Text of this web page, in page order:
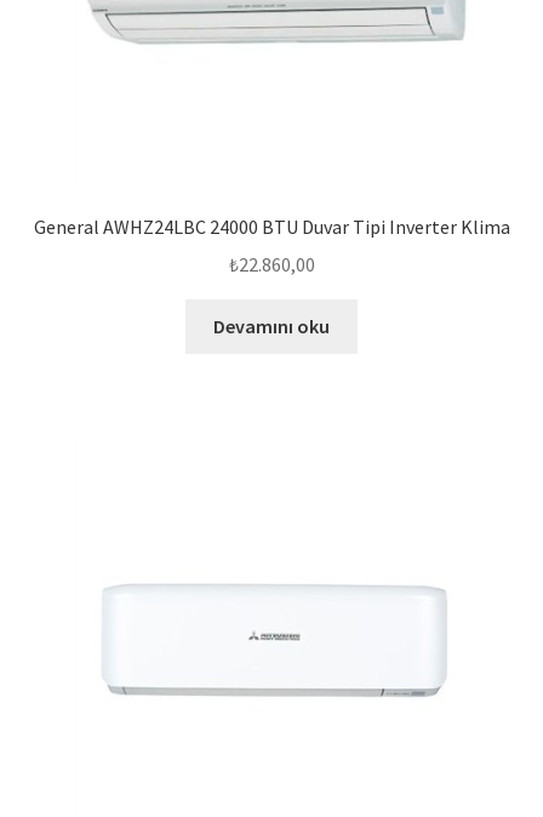
General AWHZ24LBC 24000 BTU Duvar Tipi Inverter Klima
₺22.860,00
Devamını oku